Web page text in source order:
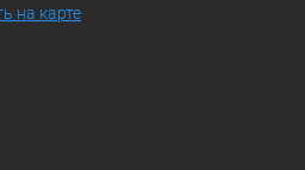
на карте